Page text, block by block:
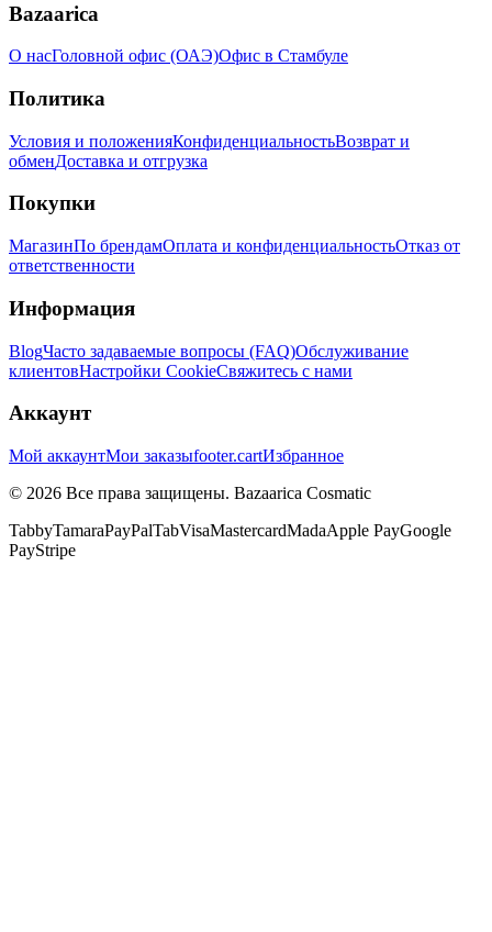
Bazaarica
О насГоловной офис (ОАЭ)Офис в Стамбуле
Политика
Условия и положенияКонфиденциальностьВозврат и
обменДоставка и отгрузка
Покупки
МагазинПо брендамОплата и конфиденциальностьОтказ от
ответственности
Информация
BlogЧасто задаваемые вопросы (FAQ)Обслуживание
клиентовНастройки CookieСвяжитесь с нами
Аккаунт
Мой аккаунтМои заказыfooter.cartИзбранное
© 2026 Все права защищены. Bazaarica Cosmatic
TabbyTamaraPayPalTabVisaMastercardMadaApple PayGoogle
PayStripe